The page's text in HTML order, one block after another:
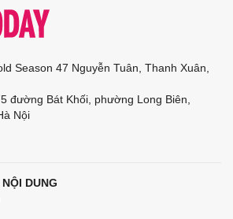
Season 47 Nguyễn Tuân, Thanh Xuân,
đường Bát Khối, phường Long Biên,
Nội
DUNG